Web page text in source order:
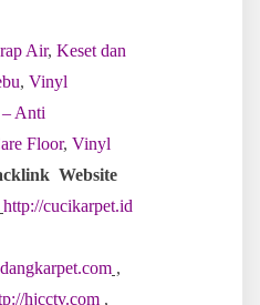
Air, Keset dan
, Vinyl
Anti
Floor, Vinyl
Website
http://cucikarpet.id
,
hjcctv.com ,